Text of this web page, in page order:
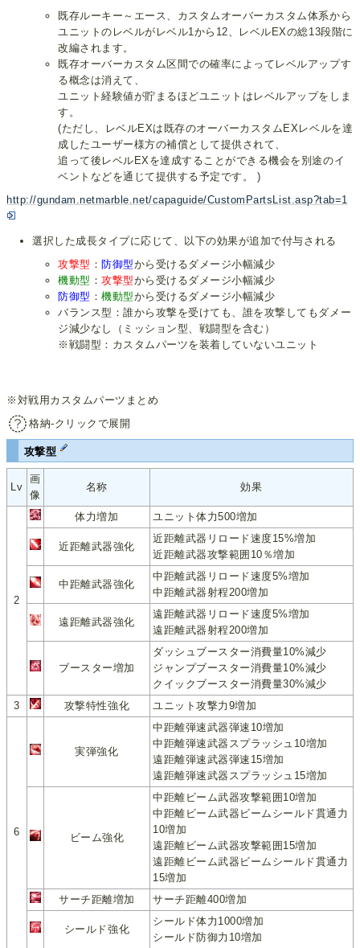
既存ルーキー～エース、カスタムオーバーカスタム体系から
ユニットのレベルがレベル1から12、レベルEXの総13段階に
改編されます。
既存オーバーカスタム区間での確率によってレベルアップす
る概念は消えて、
ユニット経験値が貯まるほどユニットはレベルアップをしま
す。
(ただし、レベルEXは既存のオーバーカスタムEXレベルを達
成したユーザー様方の補償として提供されて、
追って後レベルEXを達成することができる機会を別途のイ
ベントなどを通じて提供する予定です。 )
http://gundam.netmarble.net/capaguide/CustomPartsList.asp?tab=1
選択した成長タイプに応じて、以下の効果が追加で付与される
攻撃型 ：防御型から受けるダメージ小幅減少
機動型 ：攻撃型から受けるダメージ小幅減少
防御型 ：機動型から受けるダメージ小幅減少
バランス型：誰から攻撃を受けても、誰を攻撃してもダメー
ジ減少なし（ミッション型、戦闘型を含む）
※戦闘型：カスタムパーツを装着していないユニット
※対戦用カスタムパーツまとめ
格納-クリックで展開
攻撃型
Lv
画
像
名称 効果
2
体力増加 ユニット体力500増加
近距離武器強化
近距離武器リロード速度15%増加
近距離武器攻撃範囲10％増加
中距離武器強化
中距離武器リロード速度5%増加
中距離武器射程200増加
遠距離武器強化
遠距離武器リロード速度5%増加
遠距離武器射程200増加
ブースター増加
ダッシュブースター消費量10%減少
ジャンプブースター消費量10%減少
クイックブースター消費量30%減少
3
攻撃特性強化 ユニット攻撃力9増加
6
実弾強化
中距離弾速武器弾速10増加
中距離弾速武器スプラッシュ10増加
遠距離弾速武器弾速15増加
遠距離弾速武器スプラッシュ15増加
ビーム強化
中距離ビーム武器攻撃範囲10増加
中距離ビーム武器ビームシールド貫通力
10増加
遠距離ビーム武器攻撃範囲15増加
遠距離ビーム武器ビームシールド貫通力
15増加
サーチ距離増加
サーチ距離400増加
シールド強化
シールド体力1000増加
シールド防御力10増加